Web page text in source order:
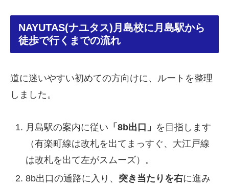
NAYUTAS(ナユタス)月島校に月島駅から
徒歩で行くまでの流れ
道に迷いやすい初めての方向けに、ルートを整理
しました。
月島駅の案内に従い 「8b出口」 を目指します
（有楽町線は改札を出てまっすぐ、大江戸線
は改札を出て左がスムーズ）。
8b出口の通路に入り、 突き当たりを右に進み